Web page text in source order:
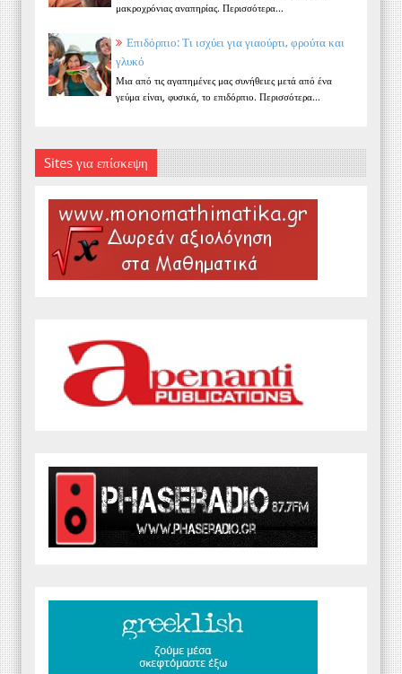
μακροχρόνιας αναπηρίας. Περισσότερα...
Επιδόρπιο: Τι ισχύει για γιαούρτι, φρούτα και
γλυκό
Μια από τις αγαπημένες μας συνήθειες μετά από ένα
γεύμα είναι, φυσικά, το επιδόρπιο. Περισσότερα...
Sites για επίσκεψη